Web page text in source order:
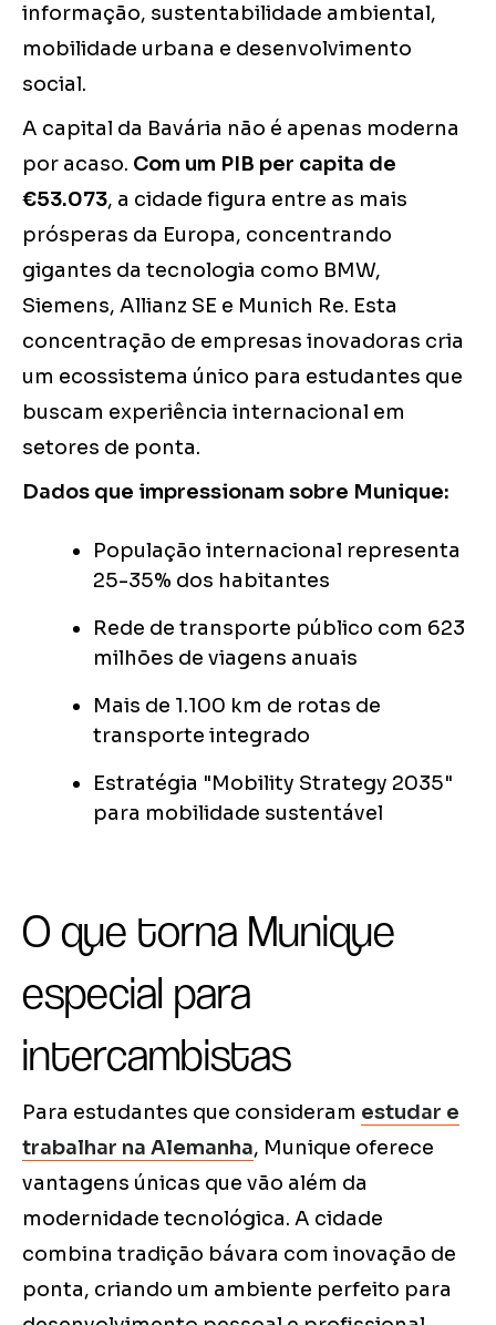
informação, sustentabilidade ambiental,
mobilidade urbana e desenvolvimento
social.
A capital da Bavária não é apenas moderna
por acaso. Com um PIB per capita de
€53.073, a cidade figura entre as mais
prósperas da Europa, concentrando
gigantes da tecnologia como BMW,
Siemens, Allianz SE e Munich Re. Esta
concentração de empresas inovadoras cria
um ecossistema único para estudantes que
buscam experiência internacional em
setores de ponta.
Dados que impressionam sobre Munique:
População internacional representa
25-35% dos habitantes
Rede de transporte público com 623
milhões de viagens anuais
Mais de 1.100 km de rotas de
transporte integrado
Estratégia "Mobility Strategy 2035"
para mobilidade sustentável
O que torna Munique
especial para
intercambistas
Para estudantes que consideram estudar e
trabalhar na Alemanha, Munique oferece
vantagens únicas que vão além da
modernidade tecnológica. A cidade
combina tradição bávara com inovação de
ponta, criando um ambiente perfeito para